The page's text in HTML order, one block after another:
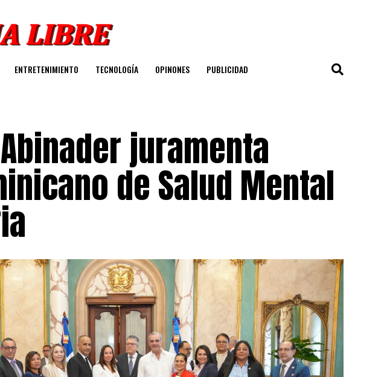
ENTRETENIMIENTO TECNOLOGÍA OPINONES PUBLICIDAD
juramenta
de Salud Mental